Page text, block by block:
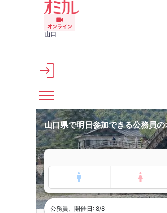
メインコンテンツへスキップ
山口
山口県で明日参加できる公務員
公務員、開催日: 8/8